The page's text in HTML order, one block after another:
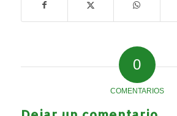
0
COMENTARIOS